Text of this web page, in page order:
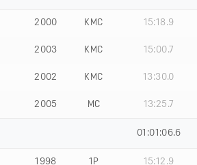
2000 КМС 15:18.9
2003 КМС 15:00.7
2002 КМС 13:30.0
2005 МС 13:25.7
01:01:06.6
1998 1Р 15:12.9